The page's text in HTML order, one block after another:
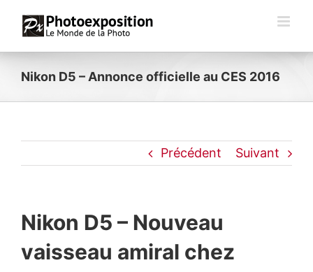
Nikon D5 – Annonce officielle au CES 2016
Précédent Suivant
Nikon D5 – Nouveau
vaisseau amiral chez